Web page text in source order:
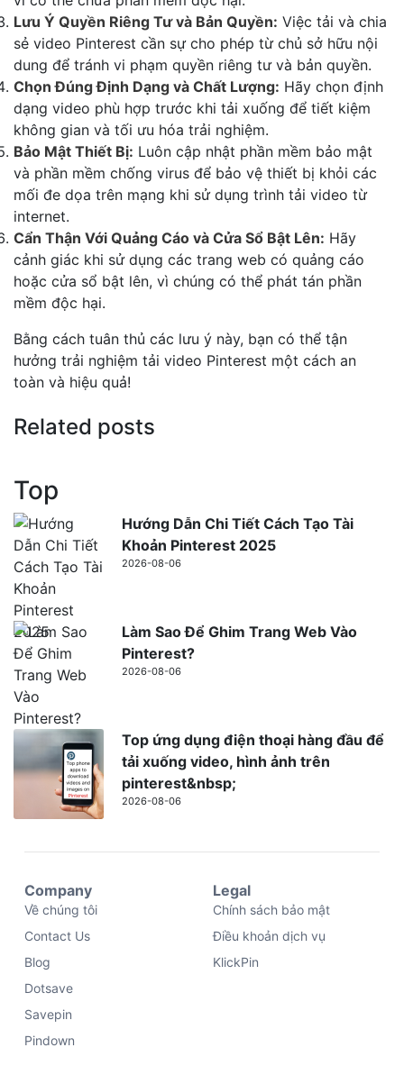
Lưu Ý Quyền Riêng Tư và Bản Quyền: Việc tải và chia
sẻ video Pinterest cần sự cho phép từ chủ sở hữu nội
dung để tránh vi phạm quyền riêng tư và bản quyền.
Chọn Đúng Định Dạng và Chất Lượng: Hãy chọn định
dạng video phù hợp trước khi tải xuống để tiết kiệm
không gian và tối ưu hóa trải nghiệm.
Bảo Mật Thiết Bị: Luôn cập nhật phần mềm bảo mật
và phần mềm chống virus để bảo vệ thiết bị khỏi các
mối đe dọa trên mạng khi sử dụng trình tải video từ
internet.
Cẩn Thận Với Quảng Cáo và Cửa Sổ Bật Lên: Hãy
cảnh giác khi sử dụng các trang web có quảng cáo
hoặc cửa sổ bật lên, vì chúng có thể phát tán phần
mềm độc hại.
Bằng cách tuân thủ các lưu ý này, bạn có thể tận
hưởng trải nghiệm tải video Pinterest một cách an
toàn và hiệu quả!
Related posts
Top
Hướng Dẫn Chi Tiết Cách Tạo Tài
Khoản Pinterest 2025
2026-08-06
Làm Sao Để Ghim Trang Web Vào
Pinterest?
2026-08-06
Top ứng dụng điện thoại hàng đầu để
tải xuống video, hình ảnh trên
pinterest&nbsp;
2026-08-06
Company
Về chúng tôi
Contact Us
Blog
Dotsave
Savepin
Pindown
Legal
Chính sách bảo mật
Điều khoản dịch vụ
KlickPin